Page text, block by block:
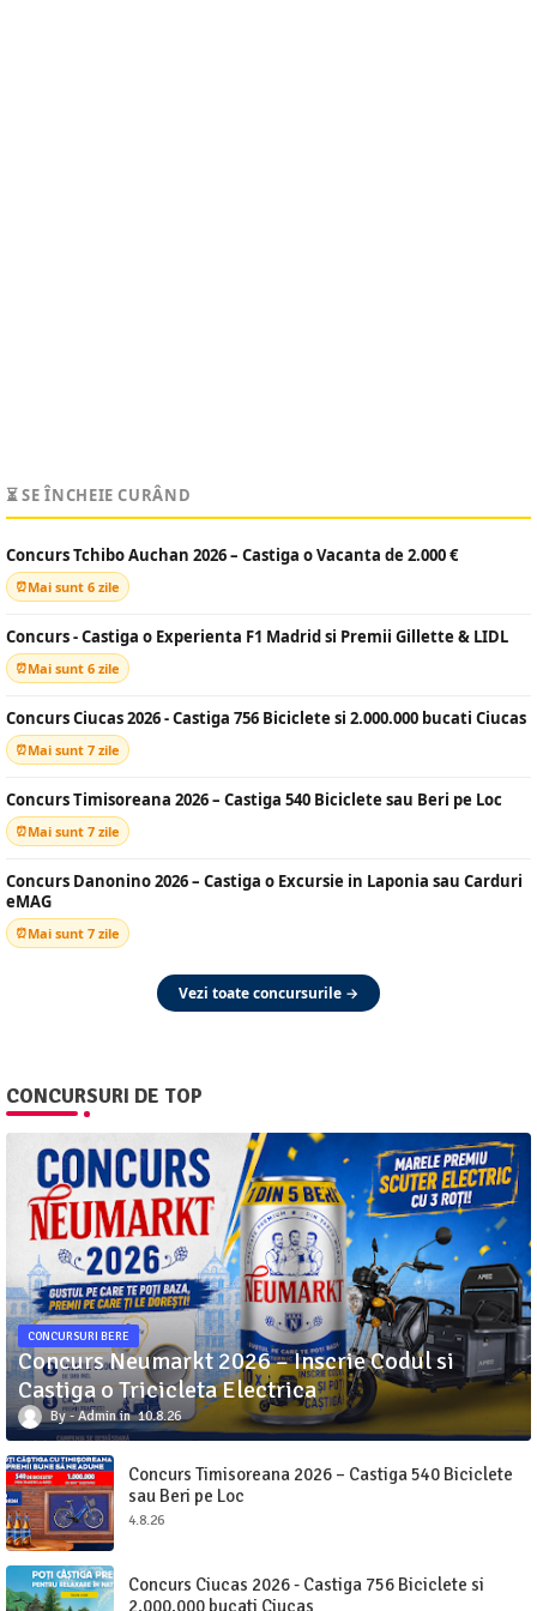
⏳ SE ÎNCHEIE CURÂND
Concurs Tchibo Auchan 2026 – Castiga o Vacanta de 2.000 €
Mai sunt 6 zile
Concurs - Castiga o Experienta F1 Madrid si Premii Gillette & LIDL
Mai sunt 6 zile
Concurs Ciucas 2026 - Castiga 756 Biciclete si 2.000.000 bucati Ciucas
Mai sunt 7 zile
Concurs Timisoreana 2026 – Castiga 540 Biciclete sau Beri pe Loc
Mai sunt 7 zile
Concurs Danonino 2026 – Castiga o Excursie in Laponia sau Carduri
eMAG
Mai sunt 7 zile
Vezi toate concursurile →
CONCURSURI DE TOP
CONCURSURI BERE
Concurs Neumarkt 2026 – Inscrie Codul si
Castiga o Tricicleta Electrica
Admin 10.8.26
Concurs Timisoreana 2026 – Castiga 540 Biciclete
sau Beri pe Loc
4.8.26
Concurs Ciucas 2026 - Castiga 756 Biciclete si
2.000.000 bucati Ciucas